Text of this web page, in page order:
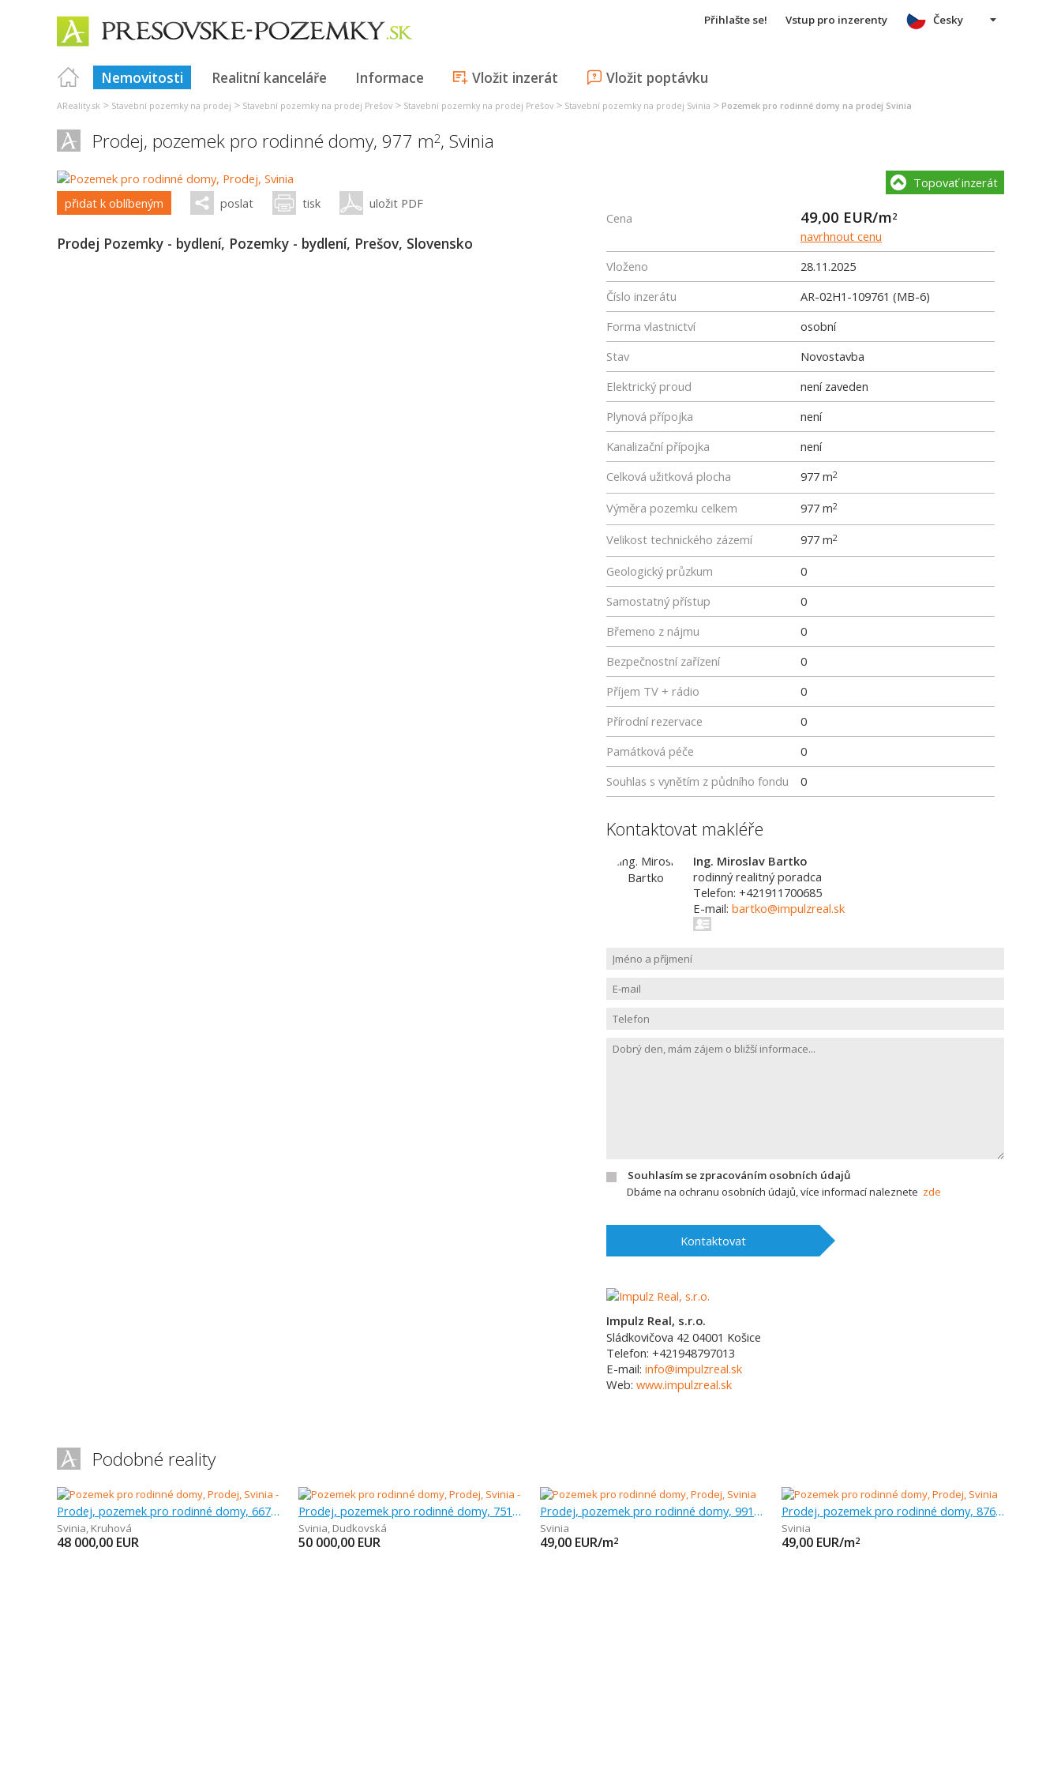
Přihlašte se! Vstup pro inzerenty
Nemovitosti Realitní kanceláře Informace Vložit inzerát Vložit poptávku
Česky
AReality.sk > Stavební pozemky na prodej > Stavební pozemky na prodej Prešov > Stavební pozemky na prodej Prešov > Stavební pozemky na prodej Svinia > Pozemek pro rodinné domy na prodej Svinia
Prodej, pozemek pro rodinné domy, 977 m2, Svinia
přidat k oblíbeným poslat tisk uložit PDF
Prodej Pozemky - bydlení, Pozemky - bydlení, Prešov, Slovensko
Topovať inzerát
Cena 49,00 EUR/m2
navrhnout cenu
Vloženo
28.11.2025
Číslo inzerátu
AR-02H1-109761 (MB-6)
Forma vlastnictví
osobní
Stav
Novostavba
Elektrický proud
není zaveden
Plynová přípojka
není
Kanalizační přípojka
není
Celková užitková plocha
977 m2
Výměra pozemku celkem 977 m2
Velikost technického zázemí 977 m2
Geologický průzkum
0
Samostatný přístup
0
Břemeno z nájmu
0
Bezpečnostní zařízení
0
Příjem TV + rádio
0
Přírodní rezervace
0
Památková péče
0
Souhlas s vynětím z půdního fondu
0
Kontaktovat makléře
Ing. Miroslav Bartko
rodinný realitný poradca
Telefon: +421911700685
E-mail: bartko@impulzreal.sk
Souhlasím se zpracováním osobních údajů
Dbáme na ochranu osobních údajů, více informací naleznete zde
Kontaktovat
Impulz Real, s.r.o.
Sládkovičova 42 04001 Košice
Telefon: +421948797013
E-mail: info@impulzreal.sk
Web: www.impulzreal.sk
Podobné reality
Prodej, pozemek pro rodinné domy, 667 m
Svinia, Kruhová
48 000,00 EUR
Prodej, pozemek pro rodinné domy, 751 m
Svinia, Dudkovská
50 000,00 EUR
Prodej, pozemek pro rodinné domy, 991 m
Svinia
49,00 EUR/m2
Prodej, pozemek pro rodinné domy, 876 m
Svinia
49,00 EUR/m2